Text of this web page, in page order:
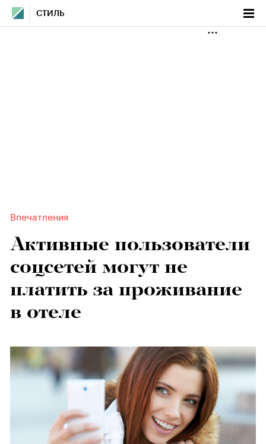
СТИЛЬ
Впечатления
Активные пользователи
соцсетей могут не
платить за проживание
в отеле